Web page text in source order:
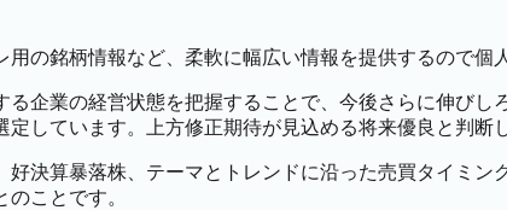
の銘柄情報など、柔軟に幅広い情報を提供するので個
企業の経営状態を把握することで、今後さらに伸び
しています。上方修正期待が見込める将来優良と判断
決算暴落株、テーマとトレンドに沿った売買タイミ
ことです。